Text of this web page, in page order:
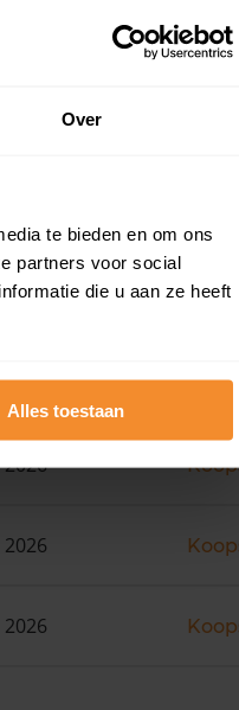
Over
te bieden en om ons
partners voor social
die u aan ze heeft
Alles toestaan
Andere